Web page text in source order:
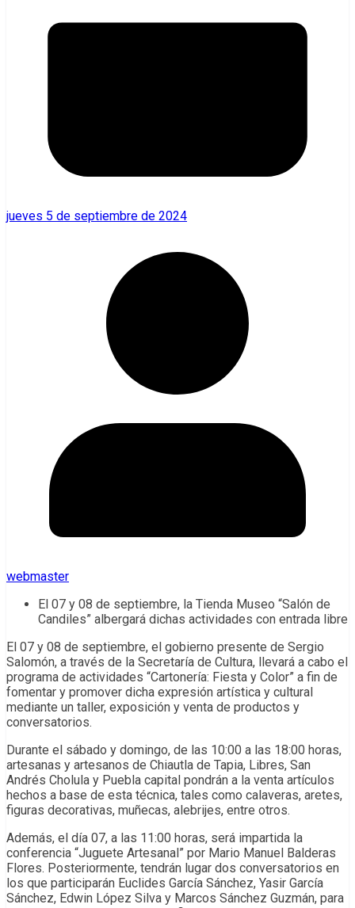
jueves 5 de septiembre de 2024
webmaster
El 07 y 08 de septiembre, la Tienda Museo “Salón de
Candiles” albergará dichas actividades con entrada libre
El 07 y 08 de septiembre, el gobierno presente de Sergio
Salomón, a través de la Secretaría de Cultura, llevará a cabo el
programa de actividades “Cartonería: Fiesta y Color” a fin de
fomentar y promover dicha expresión artística y cultural
mediante un taller, exposición y venta de productos y
conversatorios.
Durante el sábado y domingo, de las 10:00 a las 18:00 horas,
artesanas y artesanos de Chiautla de Tapia, Libres, San
Andrés Cholula y Puebla capital pondrán a la venta artículos
hechos a base de esta técnica, tales como calaveras, aretes,
figuras decorativas, muñecas, alebrijes, entre otros.
Además, el día 07, a las 11:00 horas, será impartida la
conferencia “Juguete Artesanal” por Mario Manuel Balderas
Flores. Posteriormente, tendrán lugar dos conversatorios en
los que participarán Euclides García Sánchez, Yasir García
Sánchez, Edwin López Silva y Marcos Sánchez Guzmán, para